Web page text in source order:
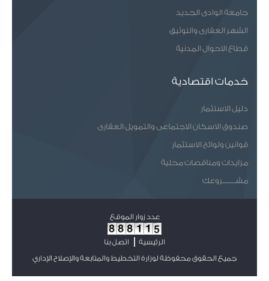
جامعة الوادى الجديد
الشهر العقارى والتوثيق
قطاع الاحوال المدنية
خدمات اقتصادية
دليل الاستثمار
صندوق الاسكان الاجتماعى والتمويل العقارى
قوانين ولوائح الاستثمار
مزايدات ومناقصات محلية
مشـــــــروعك
عدد زوار الموقع
الرئيسية
اتصل بنا
جميع الحقوق محفوظة لوزارة التخطيط والمتابعة والإصلاح الإداري